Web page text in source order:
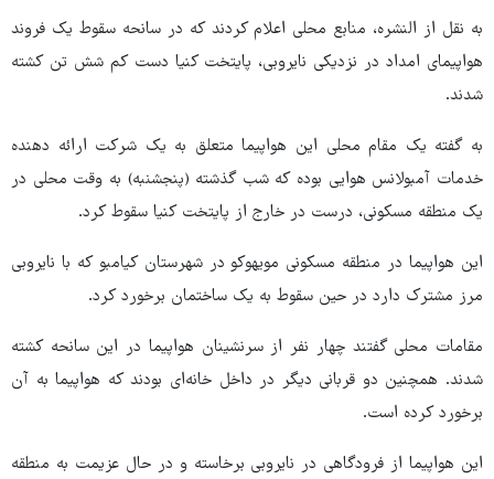
به نقل از النشره، منابع محلی اعلام کردند که در سانحه سقوط یک فروند
هواپیمای امداد در نزدیکی نایروبی، پایتخت کنیا دست کم شش تن کشته
شدند.
به گفته یک مقام محلی این هواپیما متعلق به یک شرکت ارائه دهنده
خدمات آمبولانس هوایی بوده که شب گذشته (پنجشنبه) به وقت محلی در
یک منطقه مسکونی، درست در خارج از پایتخت کنیا سقوط کرد.
این هواپیما در منطقه مسکونی مویهوکو در شهرستان کیامبو که با نایروبی
مرز مشترک دارد در حین سقوط به یک ساختمان برخورد کرد.
مقامات محلی گفتند چهار نفر از سرنشینان هواپیما در این سانحه کشته
شدند. همچنین دو قربانی دیگر در داخل خانه‌ای بودند که هواپیما به آن
برخورد کرده است.
این هواپیما از فرودگاهی در نایروبی برخاسته و در حال عزیمت به منطقه